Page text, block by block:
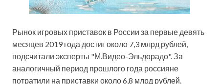
Рынок игровых приставок в России за первые девять
месяцев 2019 года достиг около 7,3 млрд рублей,
подсчитали эксперты "М.Видео-Эльдорадо". За
аналогичный период прошлого года россияне
потратили на приставки около 6,8 млрд рублей.